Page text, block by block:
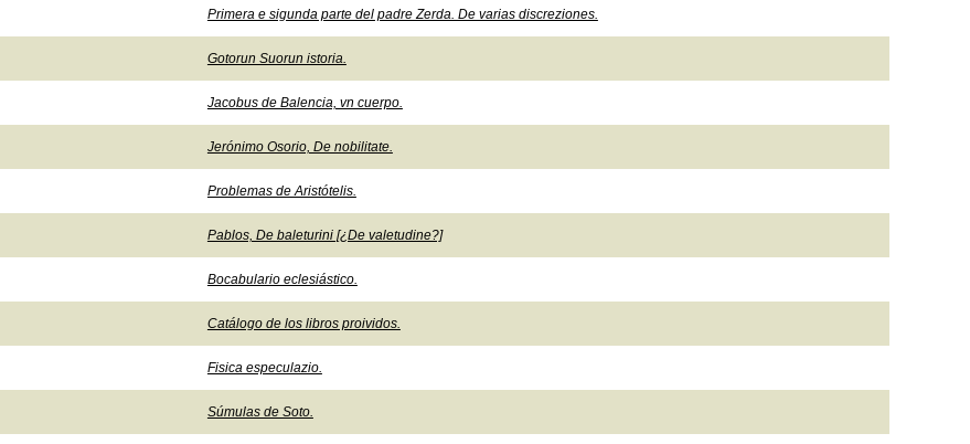
Primera e sigunda parte del padre Zerda. De varias discreziones.
Gotorun Suorun istoria.
Jacobus de Balencia, vn cuerpo.
Jerónimo Osorio, De nobilitate.
Problemas de Aristótelis.
Pablos, De baleturini [¿De valetudine?]
Bocabulario eclesiástico.
Catálogo de los libros proividos.
Fisica especulazio.
Súmulas de Soto.